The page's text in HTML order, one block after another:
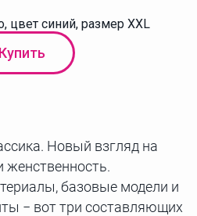
цвет синий, размер XXL
Купить
Новый взгляд на
женственность.
базовые модели и
− вот три составляющих